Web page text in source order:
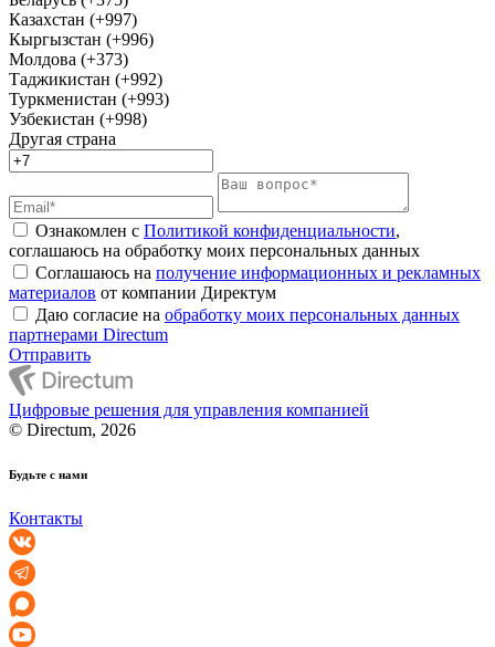
Казахстан (+997)
Кыргызстан (+996)
Молдова (+373)
Таджикистан (+992)
Туркменистан (+993)
Узбекистан (+998)
Другая страна
Ознакомлен с Политикой конфиденциальности,
соглашаюсь на обработку моих персональных данных
Соглашаюсь на получение информационных и рекламных
материалов от компании Директум
Даю согласие на обработку моих персональных данных
партнерами Directum
Отправить
Цифровые решения для управления компанией
© Directum, 2026
Будьте с нами
Контакты